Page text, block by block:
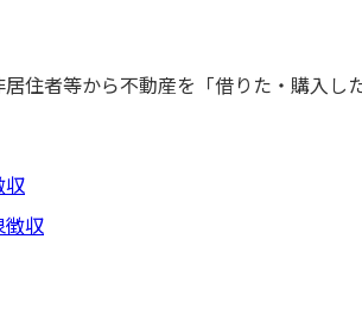
住者等から不動産を「借りた・購入し
収
徴収